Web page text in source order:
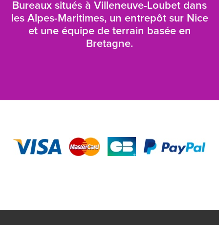
Bureaux situés à Villeneuve-Loubet dans
les Alpes-Maritimes, un entrepôt sur Nice
et une équipe de terrain basée en
Bretagne.